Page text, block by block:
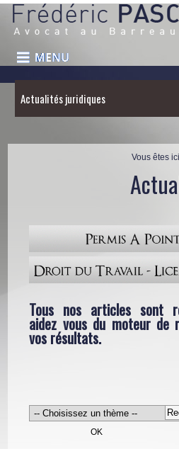
Actualités juridiques
Vous êtes
Tous nos articles sont
aidez vous du moteur de
vos résultats.